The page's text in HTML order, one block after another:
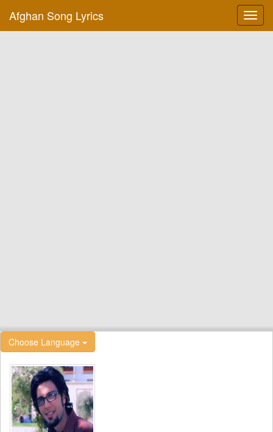
Afghan Song Lyrics
Choose Language